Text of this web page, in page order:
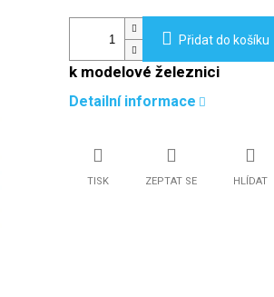
Přidat do košíku
k modelové železnici
Detailní informace
TISK ZEPTAT SE HLÍDAT